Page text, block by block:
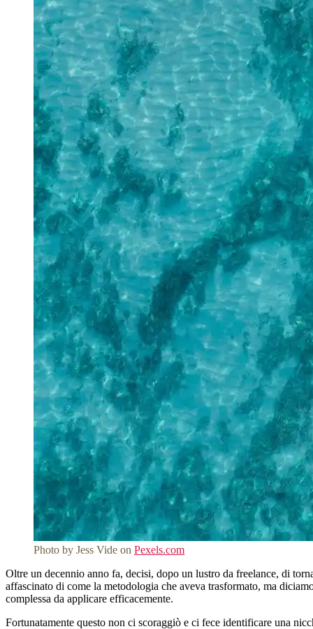
Photo by Jess Vide on Pexels.com
Oltre un decennio anno fa, decisi, dopo un lustro da freelance, di
affascinato di come la metodologia che aveva trasformato, ma
complessa da applicare efficacemente.
Fortunatamente questo non ci scoraggiò e ci fece identificare una